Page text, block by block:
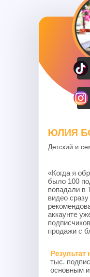
ЮЛИЯ
Детский и
«Когда я
было 100
попадали в
видео
аккаунте
продажи с
Результат
тыс.
основным